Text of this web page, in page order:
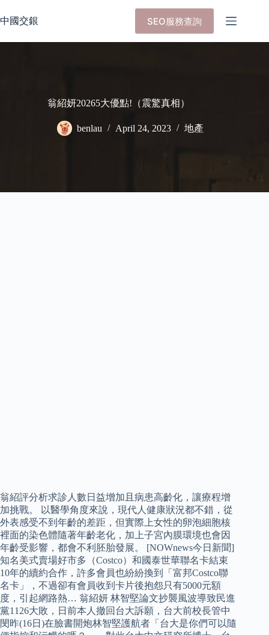
to
content
中國交銀 SEO服務查詢
翁紹妍20265大優點!（震驚真相）
benlau April 24, 2023 地產
翁紹評分析求診人數日益增加且病患高齡化，讓療程增
加挑戰。 以醫學角度來說，現代人健康狀況都不錯，從
外表感受不到年齡的差距，但實際上女性的卵泡細胞核
裡面的染色體隨著年齡老化，加上子宮內膜環境也會因
年齡受影響，都會不利胚胎發展。 [NOWnews今日新聞]
知名美式賣場好市多（Costco）和國泰世華聯名卡結束
10年的續約合作，許多會員也紛紛換到「富邦Costco聯
名卡」，不過卻有會員收到卡片後抱怨只有5000元額
度，引起網路熱… 翁紹妍 林智堅論文抄襲風波導致民進
黨1126大敗，日前本人撤回台大訴願，台大前校長管中
閔昨(16日)在臉書開炮林智堅護航者「台大是你們可以隨